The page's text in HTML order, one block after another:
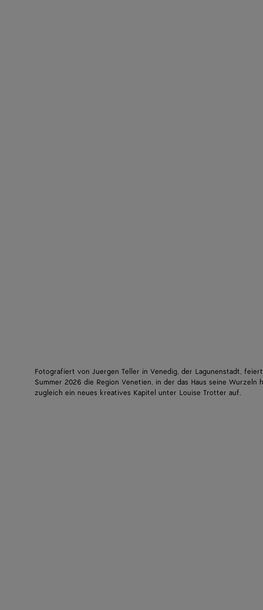
Fotografiert von Juergen Teller in Venedig, der Lagunenstadt,
Summer 2026 die Region Venetien, in der das Haus seine Wurzeln
zugleich ein neues kreatives Kapitel unter Louise Trotter auf.